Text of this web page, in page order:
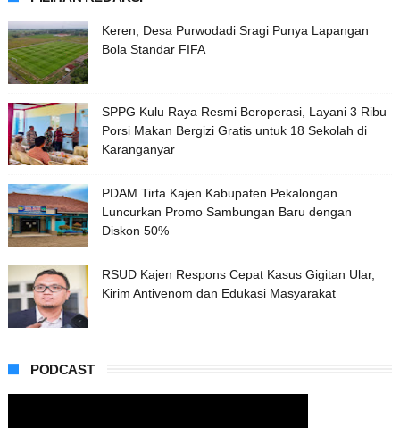
Keren, Desa Purwodadi Sragi Punya Lapangan
Bola Standar FIFA
SPPG Kulu Raya Resmi Beroperasi, Layani 3 Ribu
Porsi Makan Bergizi Gratis untuk 18 Sekolah di
Karanganyar
PDAM Tirta Kajen Kabupaten Pekalongan
Luncurkan Promo Sambungan Baru dengan
Diskon 50%
RSUD Kajen Respons Cepat Kasus Gigitan Ular,
Kirim Antivenom dan Edukasi Masyarakat
PODCAST